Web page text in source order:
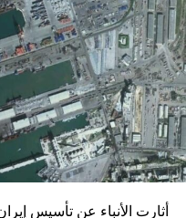
واشنطن للدفع بالمفاوضات
النار في غزة.
ويبدو أن نتنياهو استبق
الضغوط يجب أن تتوجه إلى
كما وقال بيان من مكتب
الإسرائيلية في محور
التسلح”.
أثارت الأنباء عن تأسيس